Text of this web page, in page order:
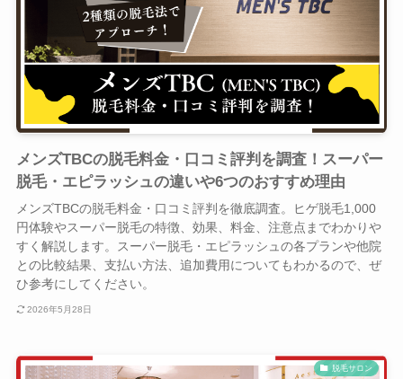
メンズTBCの脱毛料金・口コミ評判を調査！スーパー
脱毛・エピラッシュの違いや6つのおすすめ理由
メンズTBCの脱毛料金・口コミ評判を徹底調査。ヒゲ脱毛1,000
円体験やスーパー脱毛の特徴、効果、料金、注意点までわかりや
すく解説します。スーパー脱毛・エピラッシュの各プランや他院
との比較結果、支払い方法、追加費用についてもわかるので、ぜ
ひ参考にしてください。
2026年5月28日
脱毛サロン